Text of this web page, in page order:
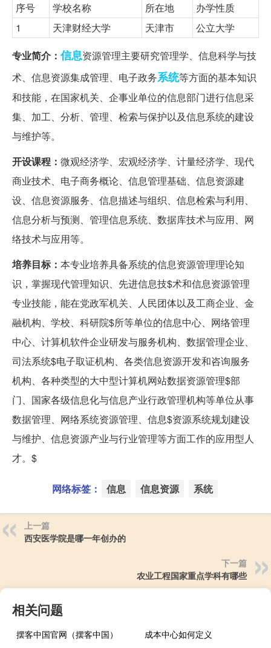
序号
学校名称 所在地
办学性质
1
天津财经大学 天津市
公立大学
专业简介： 信息资源管理主要研究管理学、信息科学与技
术、信息资源集成管理、电子政务系统等方面的基本知识
和技能，在国家机关、企事业单位的信息部门进行信息采
集、加工、分析、管理、检索与保护以及信息系统的建设
与维护等。
开设课程： 微观经济学、宏观经济学、计量经济学、现代
商业技术、电子商务概论、信息管理基础、信息资源建
设、信息资源服务、信息描述与组织、信息检索与利用、
信息分析与预测、管理信息系统、数据库技术与应用、网
络技术与应用等。
培养目标： 本专业培养具备系统的信息资源管理理论知
识，掌握现代管理知识、先进信息技$术和信息资源管理
专业技能，能在党政军机关、人民团体以及工商企业、金
融机构、学校、科研院$所等单位的信息中心、网络管理
中心、计算机软件企业研发与服务机构、数据管理企业、
司法系统$电子取证机构、各类信息资源开发和咨询服务
机构、各种类型的大中型计算机网站数据资源管理$部
门、国家各级信息化与信息产业行政管理机构等单位从事
数据管理、网络系统资源管理、信息$资源系统规划建设
与维护、信息资源产业与行业管理等方面工作的应用型人
才。$
网络标签： 信息 信息资源 系统
上一篇
西安医学院是哪一年创办的
下一篇
农业工程国家重点学科有哪些
相关问题
摆客中国官网（摆客中国） 成本中心如何定义